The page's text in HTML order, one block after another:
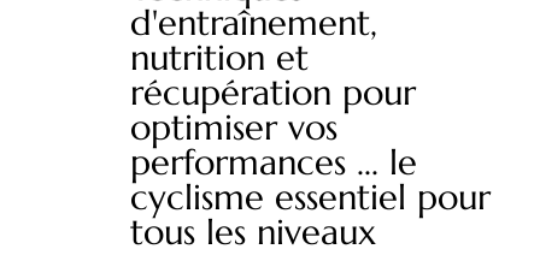
d'entraînement,
nutrition et
récupération pour
optimiser vos
performances ... le
cyclisme essentiel pour
tous les niveaux